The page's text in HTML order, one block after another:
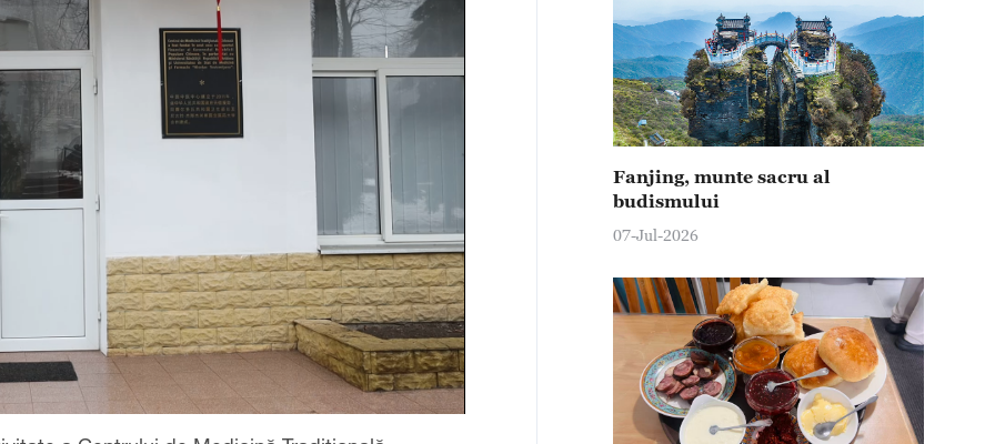
Fanjing, munte sacru al
budismului
07-Jul-2026